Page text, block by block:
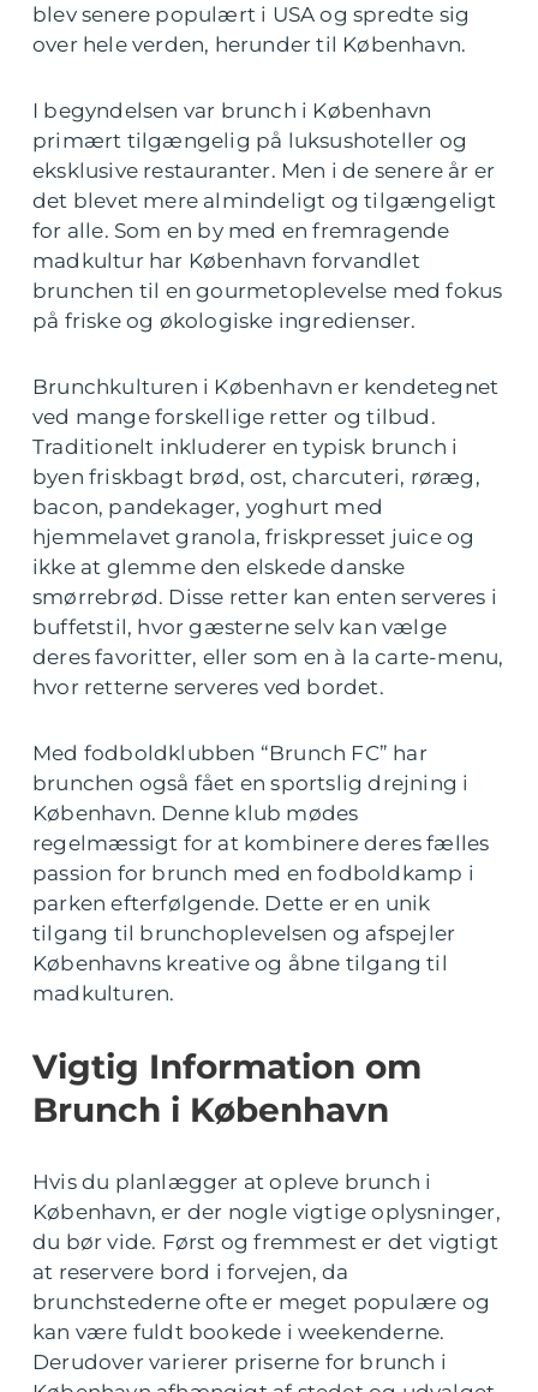
blev senere populært i USA og spredte sig
over hele verden, herunder til København.
I begyndelsen var brunch i København
primært tilgængelig på luksushoteller og
eksklusive restauranter. Men i de senere år er
det blevet mere almindeligt og tilgængeligt
for alle. Som en by med en fremragende
madkultur har København forvandlet
brunchen til en gourmetoplevelse med fokus
på friske og økologiske ingredienser.
Brunchkulturen i København er kendetegnet
ved mange forskellige retter og tilbud.
Traditionelt inkluderer en typisk brunch i
byen friskbagt brød, ost, charcuteri, røræg,
bacon, pandekager, yoghurt med
hjemmelavet granola, friskpresset juice og
ikke at glemme den elskede danske
smørrebrød. Disse retter kan enten serveres i
buffetstil, hvor gæsterne selv kan vælge
deres favoritter, eller som en à la carte-menu,
hvor retterne serveres ved bordet.
Med fodboldklubben “Brunch FC” har
brunchen også fået en sportslig drejning i
København. Denne klub mødes
regelmæssigt for at kombinere deres fælles
passion for brunch med en fodboldkamp i
parken efterfølgende. Dette er en unik
tilgang til brunchoplevelsen og afspejler
Københavns kreative og åbne tilgang til
madkulturen.
Vigtig Information om
Brunch i København
Hvis du planlægger at opleve brunch i
København, er der nogle vigtige oplysninger,
du bør vide. Først og fremmest er det vigtigt
at reservere bord i forvejen, da
brunchstederne ofte er meget populære og
kan være fuldt bookede i weekenderne.
Derudover varierer priserne for brunch i